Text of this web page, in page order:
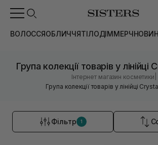
ВОЛОССЯОБЛИЧЧЯТІЛОДІММЕРЧ
Група колекції товарів у лінійці
Інтернет магазин косметики
Група колекції товарів у лінійці
Фільтр 1